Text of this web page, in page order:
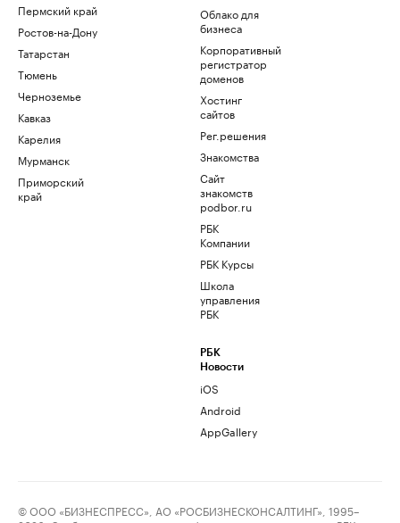
Пермский край
Ростов-на-Дону
Татарстан
Тюмень
Черноземье
Кавказ
Карелия
Мурманск
Приморский
край
Облако для
бизнеса
Корпоративный
регистратор
доменов
Хостинг
сайтов
Рег.решения
Знакомства
Сайт
знакомств
podbor.ru
РБК
Компании
РБК Курсы
Школа
управления
РБК
РБК
Новости
iOS
Android
AppGallery
© ООО «БИЗНЕСПРЕСС», АО «РОСБИЗНЕСКОНСАЛТИНГ», 1995–